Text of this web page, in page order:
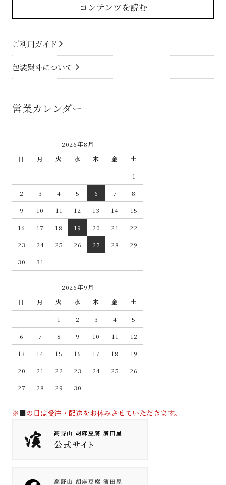
コンテンツを読む
ご利用ガイド
包装熨斗について
営業カレンダー
2026年8月
日
月 火 水 木 金
土
1
2
3 4 5 6 7
8
9
10 11 12 13 14
15
16
17 18 19 20 21
22
23
24 25 26 27 28
29
30
31
2026年9月
日
月 火 水 木 金
土
1
2 3 4
5
6
7 8 9 10 11
12
13
14 15 16 17 18
19
20
21 22 23 24 25
26
27
28 29 30
※■の日は受注・配送をお休みさせていただきます。